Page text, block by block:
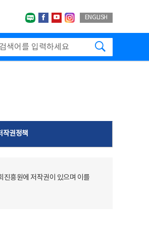
네이버블로그
페이스북
유투브인스타그랩
ENGLISH
작권정책
진흥원에 저작권이 있으며 이를